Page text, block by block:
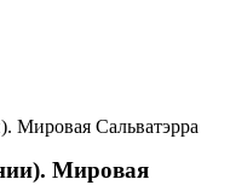
Мировая Сальватэрра
Мировая